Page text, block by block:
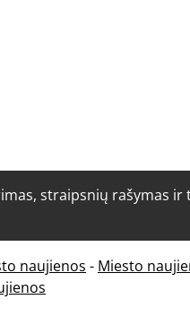
straipsnių rašymas
naujienos - Miesto